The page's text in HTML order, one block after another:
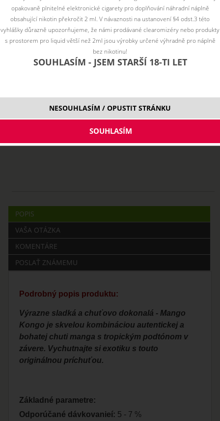
POPIS
VAŠA OTÁZKA
KOMENTÁRE
POSLAŤ ZNÁMEMU
Podrobný popis produktu:
Výrazne sladká a chuťovo dokonalá - Mango
Kongo je skvelou kombináciou autentickej a
bohatej chuti manga s tropickým podtónom v
závere. Vychutnajte si exotiku s touto
originálnou príchuťou.
Základné parametre:
Odporúčané dávkovanieí: 5 - 7 %
opakovaně plnitelné elektronické cigarety pro doplňování náhradní náplně
obsahující nikotin překročit 2 ml. V návaznosti na ustanovení §4 odst.3 této
vyhlášky důrazně upozorňujeme, že námi prodávané clearomizéry nebo produkty
s prostorem pro liquid větší než 2ml jsou výrobky určené výhradně pro náplně
bez nikotinu!
SOUHLASÍM - JSEM STARŠÍ 18-TI LET
NESOUHLASÍM / OPUSTIT STRÁNKU